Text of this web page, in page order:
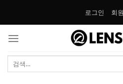
로그인 회
색: